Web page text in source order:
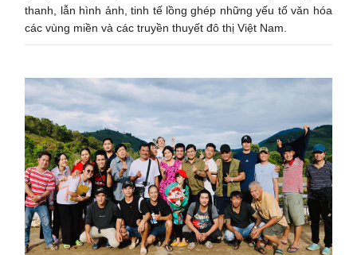
thanh, lẫn hình ảnh, tinh tế lồng ghép những yếu tố văn hóa
các vùng miền và các truyền thuyết đô thị Việt Nam.